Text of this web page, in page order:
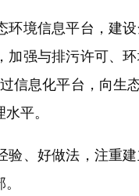
信息平台，建设
加强与排污许可、
信息化平台，向生
平。
、好做法，注重建